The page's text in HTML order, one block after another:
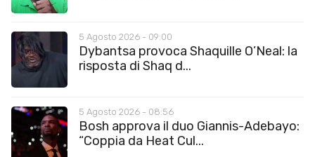
5 Agosto 2026 - 09:00
Dybantsa provoca Shaquille O’Neal: la
risposta di Shaq d...
5 Agosto 2026 - 08:56
Bosh approva il duo Giannis-Adebayo:
“Coppia da Heat Cul...